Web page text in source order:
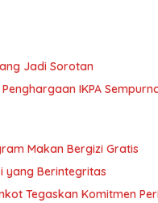
Jadi Sorotan
IKPA
Makan Bergizi Gratis
yang Berintegritas
Tegaskan Komitmen